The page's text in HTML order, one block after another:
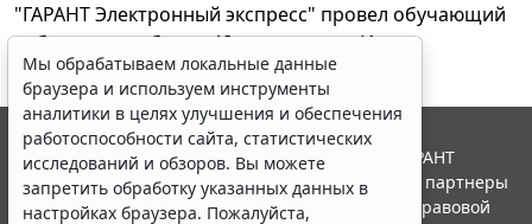
"ГАРАНТ Электронный экспресс" провел обучающий
вебинар по работе с AI-ассистентом Искра
23 апреля 2026
Мы обрабатываем локальные данные
браузера и используем инструменты
аналитики в целях улучшения и обеспечения
работоспособности сайта, статистических
исследований и обзоров. Вы можете
запретить обработку указанных данных в
настройках браузера. Пожалуйста,
© ООО "НПП "ГАРАНТ-СЕРВИС", 2026. Система ГАРАНТ
выпускается с 1990 года. Компания "Гарант" и ее партнеры
являются участниками Российской ассоциации правовой